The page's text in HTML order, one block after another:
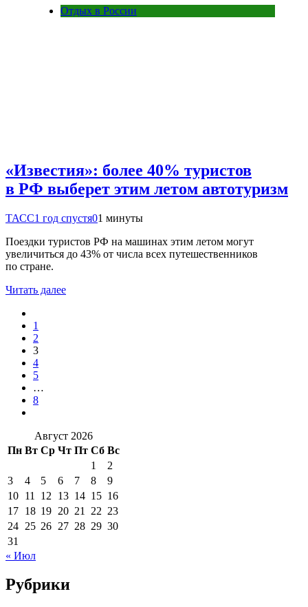
Отдых в России
«Известия»: более 40% туристов
в РФ выберет этим летом автотуризм
ТАСС1 год спустя01 минуты
Поездки туристов РФ на машинах этим летом могут
увеличиться до 43% от числа всех путешественников
по стране.
Читать далее
1
2
3
4
5
…
8
Август 2026
Пн Вт Ср Чт Пт Сб Вс
1
2
3
4 5 6 7 8
9
10 11 12 13 14 15 16
17 18 19 20 21 22 23
24 25 26 27 28 29 30
31
« Июл
Рубрики